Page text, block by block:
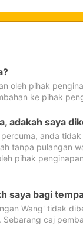
oleh pihak
ke pihak
adakah saya
anda
tanpa pulangan
pihak
saya bagi
Wang' tidak
caj